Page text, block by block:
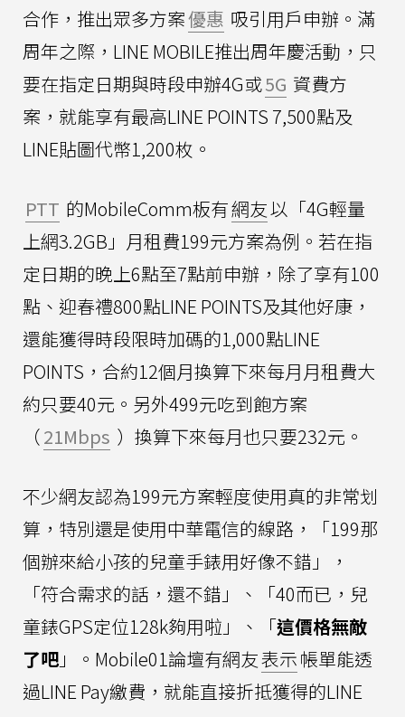
合作，推出眾多方案優惠 吸引用戶申辦。滿
周年之際，LINE MOBILE推出周年慶活動，只
要在指定日期與時段申辦4G或5G 資費方
案，就能享有最高LINE POINTS 7,500點及
LINE貼圖代幣1,200枚。
PTT 的MobileComm板有網友以「4G輕量
上網3.2GB」月租費199元方案為例。若在指
定日期的晚上6點至7點前申辦，除了享有100
點、迎春禮800點LINE POINTS及其他好康，
還能獲得時段限時加碼的1,000點LINE
POINTS，合約12個月換算下來每月月租費大
約只要40元。另外499元吃到飽方案
（21Mbps ）換算下來每月也只要232元。
不少網友認為199元方案輕度使用真的非常划
算，特別還是使用中華電信的線路，「199那
個辦來給小孩的兒童手錶用好像不錯」，
「符合需求的話，還不錯」、「40而已，兒
童錶GPS定位128k夠用啦」、「這價格無敵
了吧 」。Mobile01論壇有網友表示帳單能透
過LINE Pay繳費，就能直接折抵獲得的LINE